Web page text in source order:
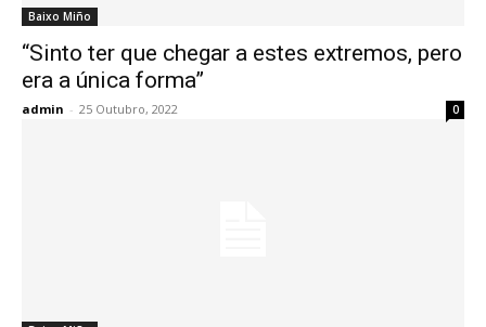
Baixo Miño
“Sinto ter que chegar a estes extremos, pero
era a única forma”
admin - 25 Outubro, 2022 0